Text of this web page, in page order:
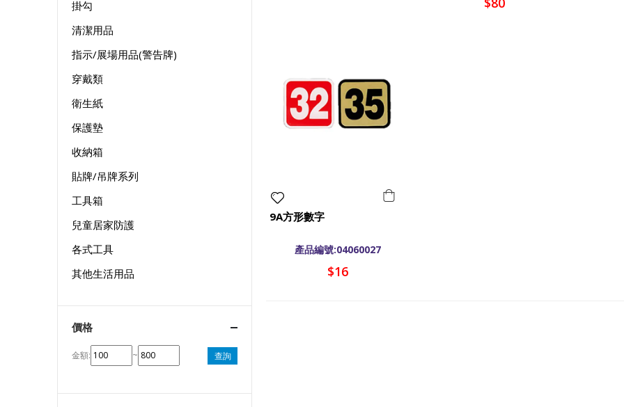
9A方形數字
產品編號:04060027
$16
掛勾
清潔用品
指示/展場用品(警告牌)
穿戴類
衛生紙
保護墊
收納箱
貼牌/吊牌系列
工具箱
兒童居家防護
各式工具
其他生活用品
價格
金額: ~ 查詢